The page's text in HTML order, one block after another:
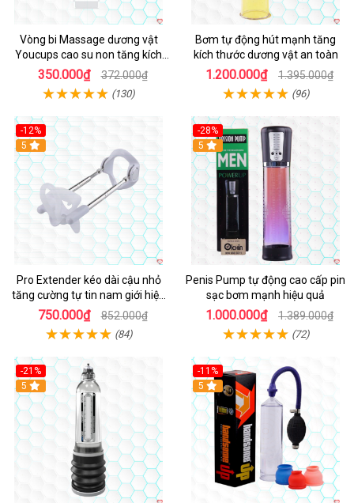
Vòng bi Massage dương vật
Youcups cao su non tăng kích
thước chất lượng
350.000₫ 372.000₫
(130)
Bơm tự động hút mạnh tăng
kích thước dương vật an toàn
1.200.000₫ 1.395.000₫
(96)
-12%
Hot
5
Pro Extender kéo dài cậu nhỏ
tăng cường tự tin nam giới hiệu
quả
750.000₫ 852.000₫
(84)
-28%
Hot
5
Penis Pump tự động cao cấp pin
sạc bơm mạnh hiệu quả
1.000.000₫ 1.389.000₫
(72)
-21%
Hot
5
-11%
Hot
5